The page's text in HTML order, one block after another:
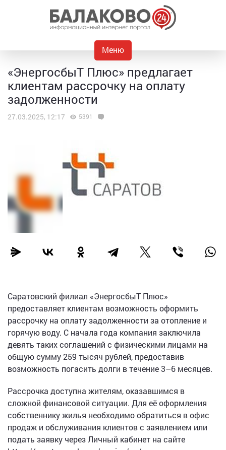
Меню
«ЭнергосбыТ Плюс» предлагает
клиентам рассрочку на оплату
задолженности
27.03.2025, 12:17 5391
Саратовский филиал «ЭнергосбыТ Плюс»
предоставляет клиентам возможность оформить
рассрочку на оплату задолженности за отопление и
горячую воду. С начала года компания заключила
девять таких соглашений с физическими лицами на
общую сумму 259 тысяч рублей, предоставив
возможность погасить долги в течение 3–6 месяцев.
Рассрочка доступна жителям, оказавшимся в
сложной финансовой ситуации. Для её оформления
собственнику жилья необходимо обратиться в офис
продаж и обслуживания клиентов с заявлением или
подать заявку через Личный кабинет на сайте